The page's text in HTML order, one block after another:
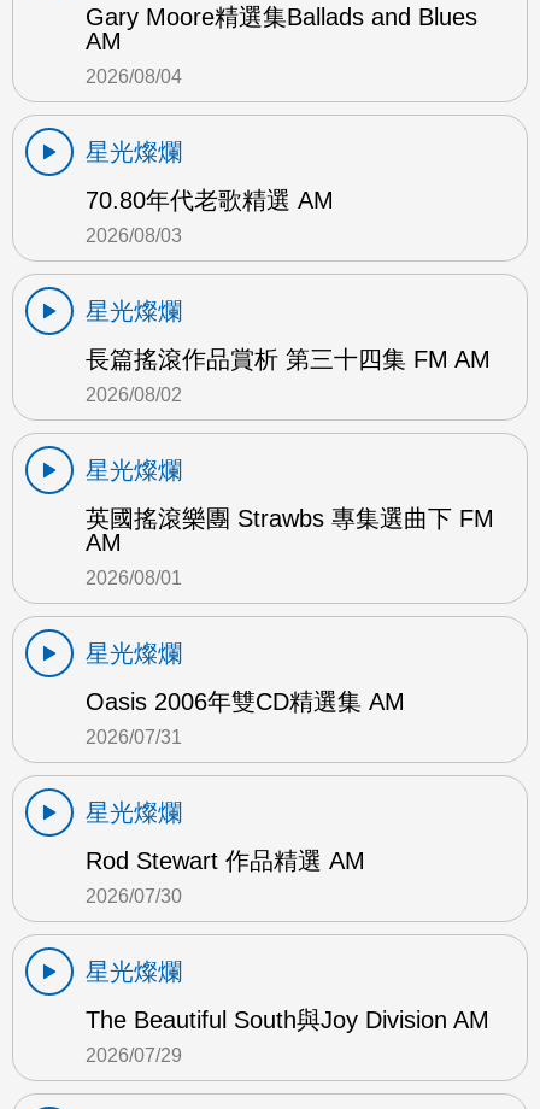
Gary Moore精選集Ballads and Blues
AM
2026/08/04
星光燦爛
70.80年代老歌精選 AM
2026/08/03
星光燦爛
長篇搖滾作品賞析 第三十四集 FM AM
2026/08/02
星光燦爛
英國搖滾樂團 Strawbs 專集選曲下 FM
AM
2026/08/01
星光燦爛
Oasis 2006年雙CD精選集 AM
2026/07/31
星光燦爛
Rod Stewart 作品精選 AM
2026/07/30
星光燦爛
The Beautiful South與Joy Division AM
2026/07/29